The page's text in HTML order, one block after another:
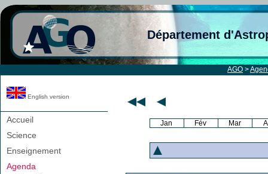
Département
AGO >
English version
Accueil
Science
Enseignement
Agenda
Jan Fév Mar